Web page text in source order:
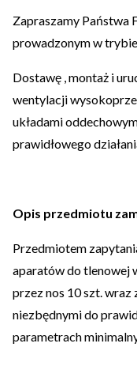
Zapraszamy Państwa
prowadzonym w
Dostawę , montaż i
wentylacji
układami
prawidłowego
Opis przedmiotu
Przedmiotem
aparatów do tlenowej
przez nos 10 szt. wraz
niezbędnymi do
parametrach